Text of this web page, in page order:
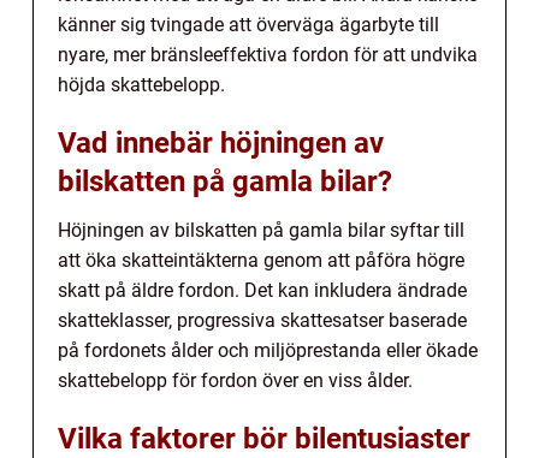
känner sig tvingade att överväga ägarbyte till
nyare, mer bränsleeffektiva fordon för att undvika
höjda skattebelopp.
Vad innebär höjningen av
bilskatten på gamla bilar?
Höjningen av bilskatten på gamla bilar syftar till
att öka skatteintäkterna genom att påföra högre
skatt på äldre fordon. Det kan inkludera ändrade
skatteklasser, progressiva skattesatser baserade
på fordonets ålder och miljöprestanda eller ökade
skattebelopp för fordon över en viss ålder.
Vilka faktorer bör bilentusiaster